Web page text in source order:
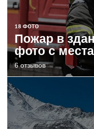
18 ФОТО
Пожар в
фото с
6 отзывов